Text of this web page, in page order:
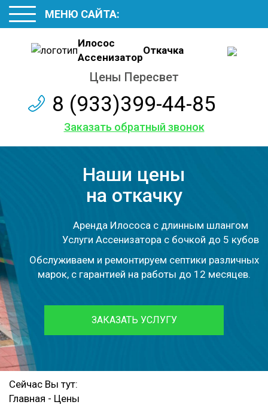
Илосос
Ассенизатор
Откачка
Цены Пересвет
8 (933)399-44-85
Заказать обратный звонок
МЕНЮ САЙТА:
Наши цены
на откачку
Аренда Илососа с длинным шлангом
Услуги Ассенизатора с бочкой до 5 кубов
Обслуживаем и ремонтируем септики различных
марок, с гарантией на работы до 12 месяцев.
ЗАКАЗАТЬ УСЛУГУ
Сейчас Вы тут:
Главная - Цены